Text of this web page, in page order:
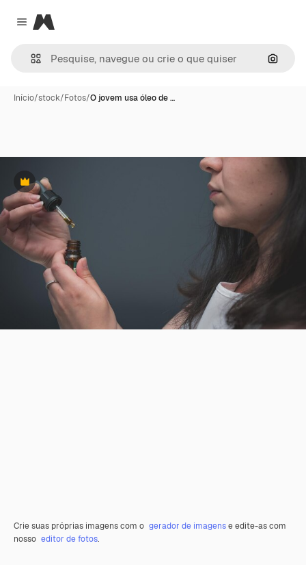
Close menu
Magnific
Início/stock/Fotos/O jovem usa óleo de …
Premium
Crie suas próprias imagens com o gerador de imagense edite-as com
nosso editor de fotos.